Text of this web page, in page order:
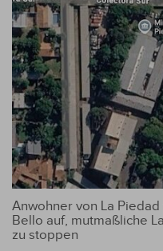
Anwohner von La
Bello auf, mutmaßliche
zu stoppen